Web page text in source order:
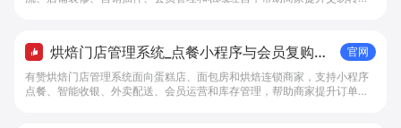
烘焙门店管理系统_点餐小程序与会员复购工
具 - 做生意, 找有赞
官网
有赞烘焙门店管理系统面向蛋糕店、面包房和烘焙连锁商家，支持小程序
点餐、智能收银、外卖配送、会员运营和库存管理，帮助商家提升订单转